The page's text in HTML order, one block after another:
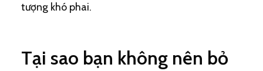
tượng khó phai.
Tại sao bạn không nên bỏ